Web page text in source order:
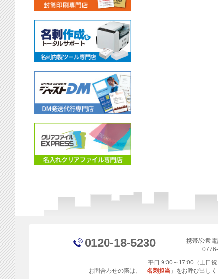
0120-18-5230
携帯/公衆
平日 9:30～17:00（土日
お問合わせの際は、「名刺担当 」をお呼び出し